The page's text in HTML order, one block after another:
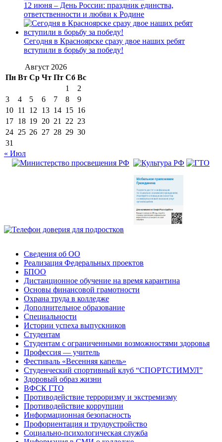
12 июня – День России: праздник единства,
ответственности и любви к Родине
Сегодня в Красноярске сразу двое наших ребят
вступили в борьбу за победу!
Август 2026
Пн Вт Ср Чт Пт Сб Вс
1
2
3
4 5 6 7 8
9
10 11 12 13 14 15 16
17 18 19 20 21 22 23
24 25 26 27 28 29 30
31
« Июл
Сведения об ОО
Реализация Федеральных проектов
БПОО
Дистанционное обучение на время карантина
Основы финансовой грамотности
Охрана труда в колледже
Дополнительное образование
Специальности
Истории успеха выпускников
Студентам
Студентам с ограниченными возможностями здоровья
Профессия — учитель
Фестиваль «Весенняя капель»
Студенческий спортивный клуб “СПОРТСТИМУЛ”
Здоровый образ жизни
ВФСК ГТО
Противодействие терроризму и экстремизму
Противодействие коррупции
Информационная безопасность
Профориентация и трудоустройство
Социально-психологическая служба